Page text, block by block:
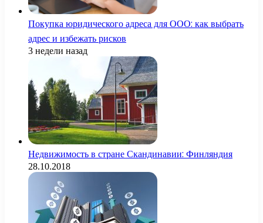
Покупка юридического адреса для ООО: как выбрать
адрес и избежать рисков
3 недели назад
Недвижимость в стране Скандинавии: Финляндия
28.10.2018